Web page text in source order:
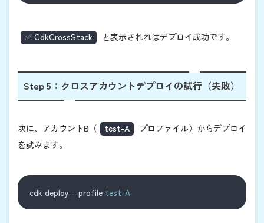
✅ CdkCrossStack と表示されればデプロイ成功です。
Step 5：クロスアカウントデプロイの試行（失敗）
次に、アカウントB（ test-A
プロファイル）からデプロイ
を試みます。
cdk deploy --profile test-A